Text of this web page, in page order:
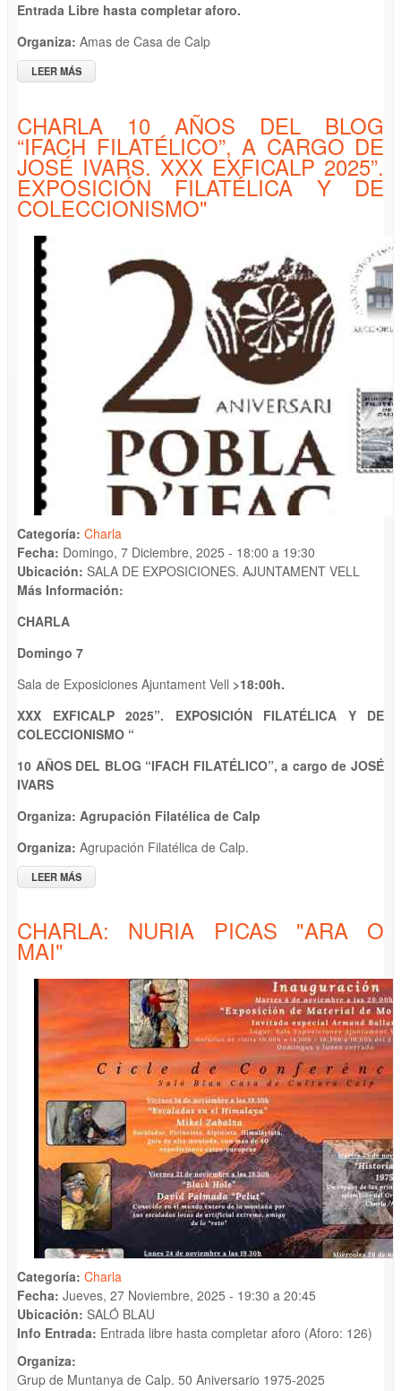
Entrada Libre hasta completar aforo.
Organiza: Amas de Casa de Calp
LEER MÁS
ANDRÉS ORTOLA TOMÁS
CHARLA 10 AÑOS DEL BLOG
“IFACH FILATÉLICO”, A CARGO DE
JOSÉ IVARS. XXX EXFICALP 2025”.
EXPOSICIÓN FILATÉLICA Y DE
COLECCIONISMO"
Categoría: Charla
Fecha: Domingo, 7 Diciembre, 2025 - 18:00 a 19:30
Ubicación: SALA DE EXPOSICIONES. AJUNTAMENT VELL
Más Información:
CHARLA
Domingo 7
Sala de Exposiciones Ajuntament Vell >18:00h.
XXX EXFICALP 2025”. EXPOSICIÓN FILATÉLICA Y DE
COLECCIONISMO “
10 AÑOS DEL BLOG “IFACH FILATÉLICO”, a cargo de JOSÉ
IVARS
Organiza: Agrupación Filatélica de Calp
Organiza: Agrupación Filatélica de Calp.
LEER MÁS
CARGO DE JOSÉ IVARS. XXX EXFICALP 2025”. EXPOSICIÓN
CHARLA: NURIA PICAS "ARA O
MAI"
Categoría: Charla
Fecha: Jueves, 27 Noviembre, 2025 - 19:30 a 20:45
Ubicación: SALÓ BLAU
Info Entrada: Entrada libre hasta completar aforo (Aforo: 126)
Organiza:
Grup de Muntanya de Calp. 50 Aniversario 1975-2025